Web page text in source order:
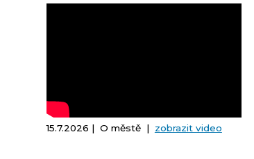
15.7.2026 | O městě | zobrazit video